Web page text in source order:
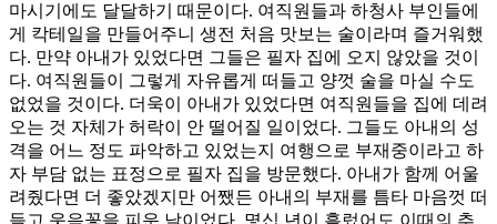
마시기에도 달달하기 때문이다. 여직원들과 하청사 부인들에
게 칵테일을 만들어주니 생전 처음 맛보는 술이라며 즐거워했
다. 만약 아내가 있었다면 그들은 필자 집에 오지 않았을 것이
다. 여직원들이 그렇게 자유롭게 떠들고 양껏 술을 마실 수도
없었을 것이다. 더욱이 아내가 있었다면 여직원들을 집에 데려
오는 것 자체가 허락이 안 떨어질 일이었다. 그들도 아내의 성
격을 어느 정도 파악하고 있었는지 여행으로 부재중이라고 하
자 부담 없는 표정으로 필자 집을 방문했다. 아내가 함께 어울
려줬다면 더 좋았겠지만 어쨌든 아내의 부재를 틈타 마음껏 떠